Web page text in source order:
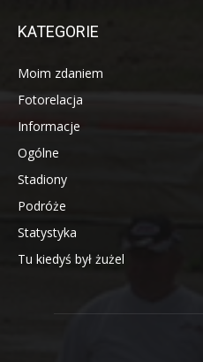
KATEGORIE
Moim zdaniem
Fotorelacja
Informacje
Ogólne
Stadiony
Podróże
Statystyka
Tu kiedyś był żużel